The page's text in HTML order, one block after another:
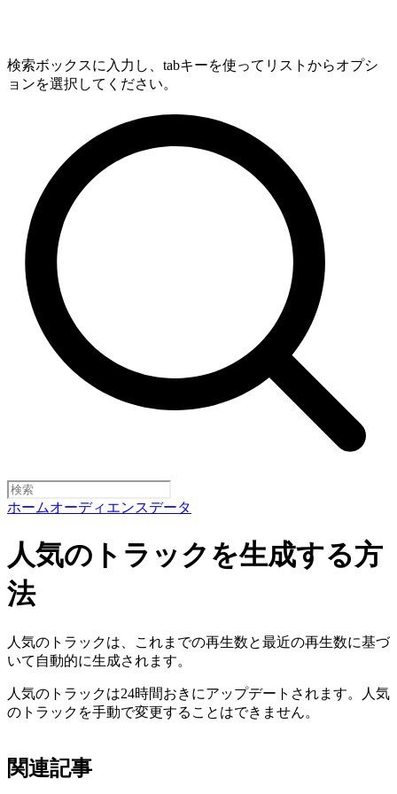
検索ボックスに入力し、tabキーを使ってリストからオプシ
ョンを選択してください。
ホームオーディエンスデータ
人気のトラックを生成する方
法
人気のトラックは、これまでの再生数と最近の再生数に基づ
いて自動的に生成されます。
人気のトラックは24時間おきにアップデートされます。人気
のトラックを手動で変更することはできません。
関連記事